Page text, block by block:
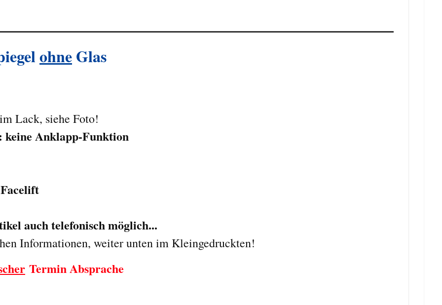
ohneGlas
Lack, siehe Foto!
keine Anklapp-Funktion
auch telefonisch möglich...
Informationen, weiter unten im Kleingedruckten!
Termin Absprache